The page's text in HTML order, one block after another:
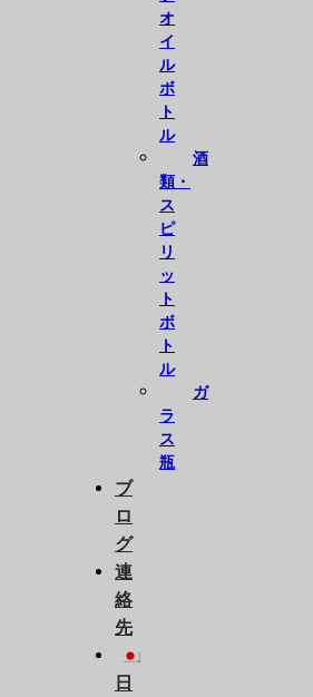
オ
イ
ル
ボ
ト
ル
酒
類・
ス
ピ
リ
ッ
ト
ボ
ト
ル
ガ
ラ
ス
瓶
ブ
ロ
グ
連
絡
先
日